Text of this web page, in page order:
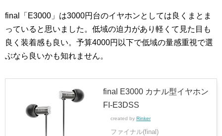
final「E3000」は3000円台のイヤホンとしては良くまとま
っていると思いました。低域の迫力があり軽くて見た目も
良く装着感も良い。予算4000円以下で低域の量感重視で選
ぶなら良いかも知れません。
final E3000 カナル型イヤホン
FI-E3DSS
created by Rinker
ファイナル(final)